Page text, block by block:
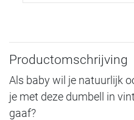
Productomschrijving
Als baby wil je natuurlijk
je met deze dumbell in
gaaf?